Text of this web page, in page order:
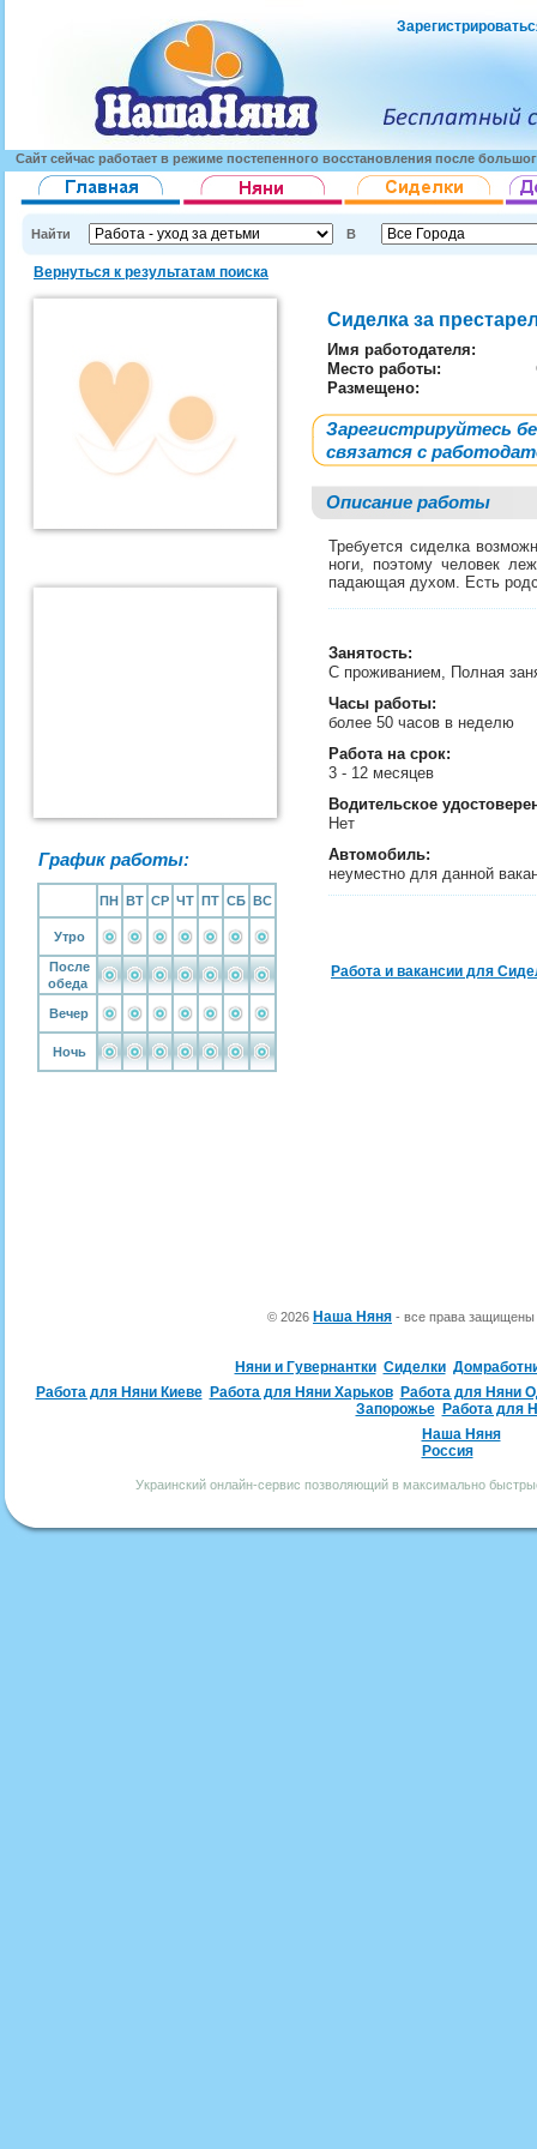
Сайт сейчас работает в режиме постепенного восстановления после
Найти В
Вернуться к результатам поиска
График работы:
ПН ВТ СР ЧТ ПТ СБ ВС
Утро
После
обеда
Вечер
Ночь
Сиделка за
Имя работодателя:
Место работы:
Размещено:
Зарегистрируйтесь
связатся с
Описание работы
Требуется сиделка
ноги, поэтому человек
падающая духом. Есть
Занятость:
С проживанием, Полная
Часы работы:
более 50 часов в неделю
Работа на срок:
3 - 12 месяцев
Водительское
Нет
Автомобиль:
неуместно для данной
Работа и вакансии для
© 2026 Наша Няня - все права
Няни и Гувернантки Сиделки
Работа для Няни Киеве
Работа для Няни Харьков
Работа для Няни
Запорожье
Работа для
Наша Няня
Россия
Украинский онлайн-сервис позволяющий в максимально